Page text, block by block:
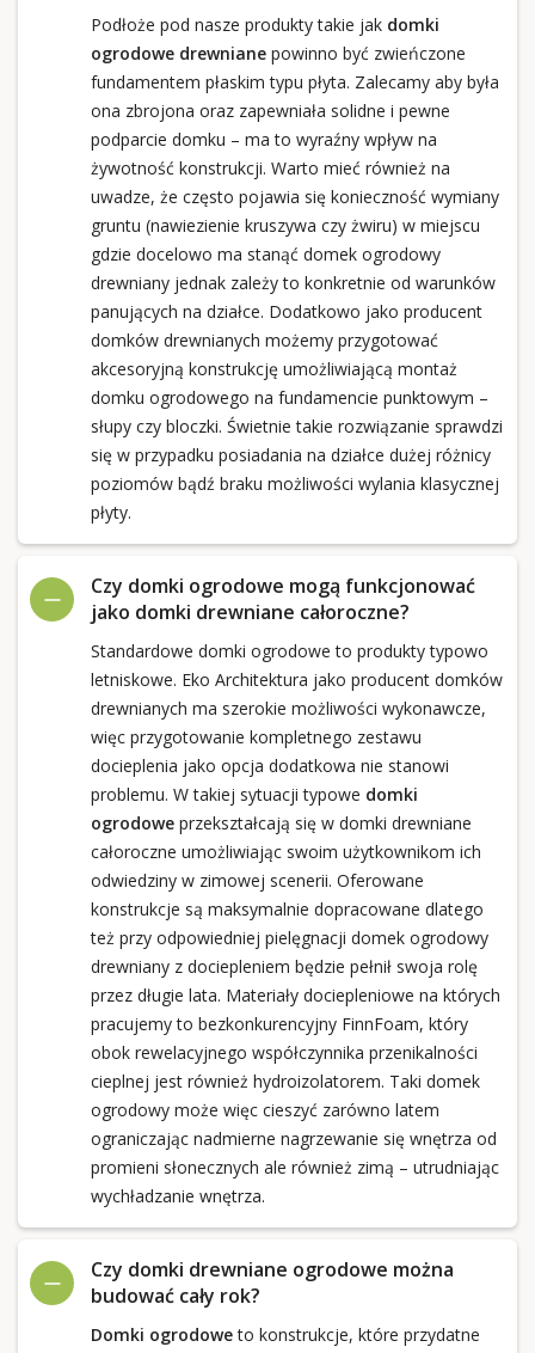
Podłoże pod nasze produkty takie jak domki
ogrodowe drewnianepowinno być zwieńczone
fundamentem płaskim typu płyta. Zalecamy aby była
ona zbrojona oraz zapewniała solidne i pewne
podparcie domku – ma to wyraźny wpływ na
żywotność konstrukcji. Warto mieć również na
uwadze, że często pojawia się konieczność wymiany
gruntu (nawiezienie kruszywa czy żwiru) w miejscu
gdzie docelowo ma stanąć domek ogrodowy
drewniany jednak zależy to konkretnie od warunków
panujących na działce. Dodatkowo jako producent
domków drewnianych możemy przygotować
akcesoryjną konstrukcję umożliwiającą montaż
domku ogrodowego na fundamencie punktowym –
słupy czy bloczki. Świetnie takie rozwiązanie sprawdzi
się w przypadku posiadania na działce dużej różnicy
poziomów bądź braku możliwości wylania klasycznej
płyty.
Czy domki ogrodowe mogą funkcjonować
jako domki drewniane całoroczne?
Standardowe domki ogrodowe to produkty typowo
letniskowe. Eko Architektura jako producent domków
drewnianych ma szerokie możliwości wykonawcze,
więc przygotowanie kompletnego zestawu
docieplenia jako opcja dodatkowa nie stanowi
problemu. W takiej sytuacji typowe domki
ogrodoweprzekształcają się w domki drewniane
całoroczne umożliwiając swoim użytkownikom ich
odwiedziny w zimowej scenerii. Oferowane
konstrukcje są maksymalnie dopracowane dlatego
też przy odpowiedniej pielęgnacji domek ogrodowy
drewniany z dociepleniem będzie pełnił swoja rolę
przez długie lata. Materiały dociepleniowe na których
pracujemy to bezkonkurencyjny FinnFoam, który
obok rewelacyjnego współczynnika przenikalności
cieplnej jest również hydroizolatorem. Taki domek
ogrodowy może więc cieszyć zarówno latem
ograniczając nadmierne nagrzewanie się wnętrza od
promieni słonecznych ale również zimą – utrudniając
wychładzanie wnętrza.
Czy domki drewniane ogrodowe można
budować cały rok?
Domki ogrodoweto konstrukcje, które przydatne